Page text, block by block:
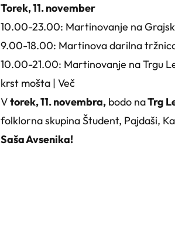
Torek, 11. november
10.00-23.00: Martinovanje na
9.00-18.00: Martinova darilna
10.00-21.00: Martinovanje na Trgu
krst mošta | Več
Vtorek, 11. novembra,bodo naTrg
folklorna skupina Študent, Pajdaši,
Saša Avsenika!